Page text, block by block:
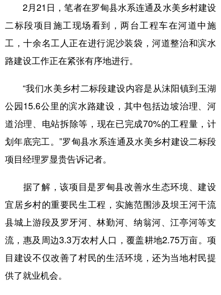
地方频道
天津
浙江 安徽 福建 江西
广东 广西 海南 重庆
四川 贵州
新疆 内蒙古 黑龙江
多语种频道
English Español Français عربى
Русский язык
2月21日，笔者在罗甸县水系连通及水美乡村建设
二标段项目施工现场看到，两台工程车在河道中施
工，十余名工人正在进行泥沙装袋，河道整治和滨水
路建设工作正在紧张有序地进行。
“我们水美乡村二标段建设内容是从沫阳镇到玉湖
公园15.6公里的滨水路建设，其中包括边坡治理、河
道治理、电站拆除等，现在已完成70%的工程量，计
划年底完工。”罗甸县水系连通及水美乡村建设二标段
项目经理罗显贵告诉记者。
据了解，该项目是罗甸县改善水生态环境、建设
宜居乡村的重要民生工程，实施范围涉及坝王河干流
县城上游段及罗牙河、林勤河、纳翁河、江亭河等支
流，惠及周边3.3万农村人口，覆盖耕地2.75万亩。项
目建设不仅改善了村民的生活环境，还为当地村民提
供了就业机会。